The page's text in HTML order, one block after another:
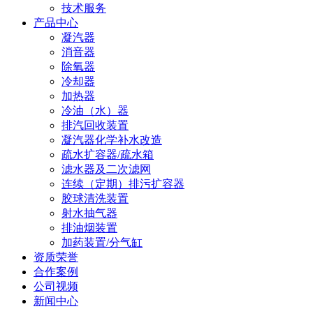
技术服务
产品中心
凝汽器
消音器
除氧器
冷却器
加热器
冷油（水）器
排汽回收装置
凝汽器化学补水改造
疏水扩容器/疏水箱
滤水器及二次滤网
连续（定期）排污扩容器
胶球清洗装置
射水抽气器
排油烟装置
加药装置/分气缸
资质荣誉
合作案例
公司视频
新闻中心